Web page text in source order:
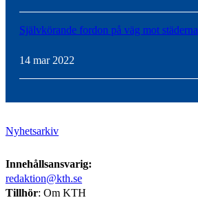
Självkörande fordon på väg mot städerna
14 mar 2022
Nyhetsarkiv
Innehållsansvarig:
redaktion@kth.se
Tillhör: Om KTH